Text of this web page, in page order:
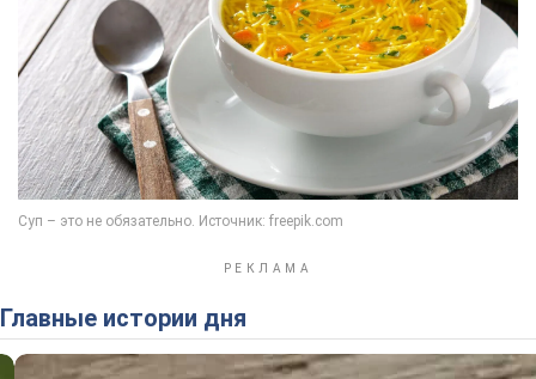
Главные истории дня